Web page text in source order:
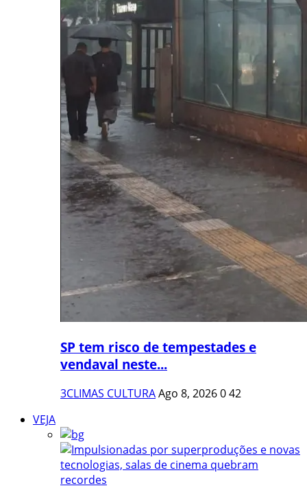
SP tem risco de tempestades e
vendaval neste...
3CLIMAS CULTURAAgo 8, 2026042
VEJA